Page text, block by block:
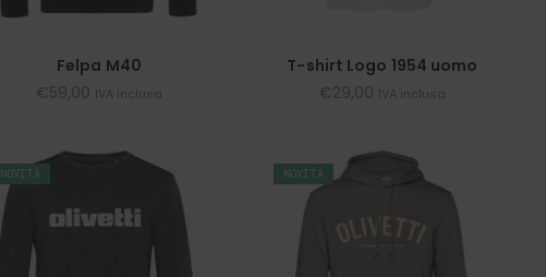
Felpa M40
€59,00 IVA inclusa
T-shirt Logo 1954 uomo
€29,00 IVA inclusa
NOVITÀ NOVITÀ